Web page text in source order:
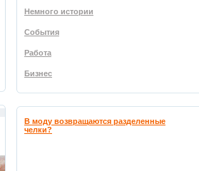
Немного истории
События
Работа
Бизнес
В моду возвращаются разделенные
челки?